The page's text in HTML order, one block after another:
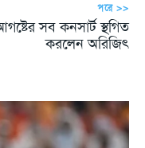
পরে >>
সব কনসার্ট স্থগিত
করলেন অরিজিৎ